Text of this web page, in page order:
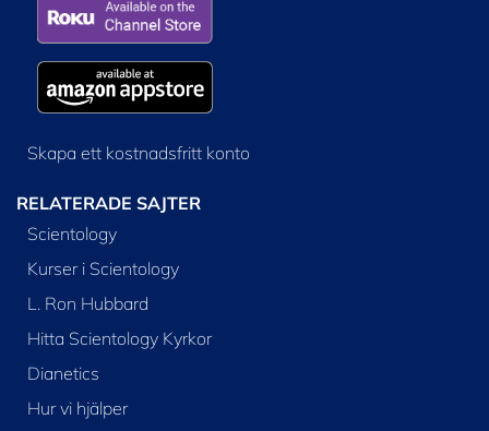
Skapa ett kostnadsfritt konto
RELATERADE SAJTER
Scientology
Kurser i Scientology
L. Ron Hubbard
Hitta Scientology Kyrkor
Dianetics
Hur vi hjälper